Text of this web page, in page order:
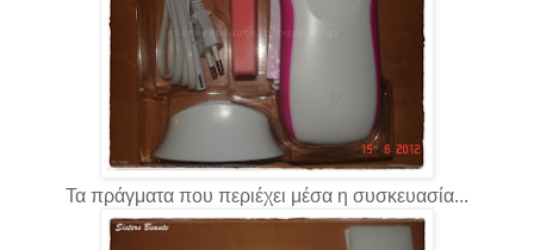
Τα πράγματα που περιέχει μέσα η συσκευασία...